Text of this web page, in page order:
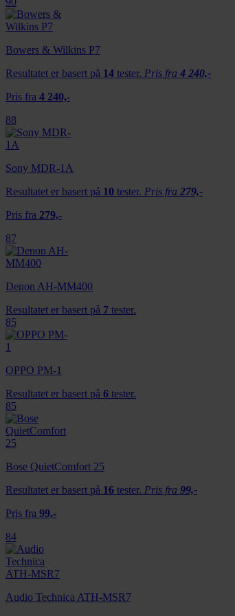
Bowers & Wilkins P7
Resultatet er basert på 14 tester. Pris fra 4 240,-
Pris fra 4 240,-
88
Sony MDR-1A
Resultatet er basert på 10 tester. Pris fra 279,-
Pris fra 279,-
87
Denon AH-MM400
Resultatet er basert på 7 tester.
85
OPPO PM-1
Resultatet er basert på 6 tester.
85
Bose QuietComfort 25
Resultatet er basert på 16 tester. Pris fra 99,-
Pris fra 99,-
84
Audio Technica ATH-MSR7